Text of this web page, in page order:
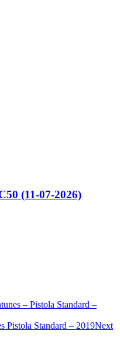
(11-07-2026)
– Pistola Standard –
Pistola Standard – 2019Next